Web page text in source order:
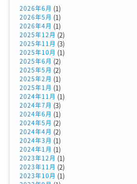
2026年6月 (1)
2026年5月 (1)
2026年4月 (1)
2025年12月 (2)
2025年11月 (3)
2025年10月 (1)
2025年6月 (2)
2025年5月 (2)
2025年2月 (1)
2025年1月 (1)
2024年11月 (1)
2024年7月 (3)
2024年6月 (1)
2024年5月 (2)
2024年4月 (2)
2024年3月 (1)
2024年1月 (1)
2023年12月 (1)
2023年11月 (2)
2023年10月 (1)